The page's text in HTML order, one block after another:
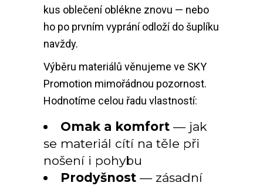
kus oblečení oblékne znovu — nebo
ho po prvním vyprání odloží do šuplíku
navždy.
Výběru materiálů věnujeme ve SKY
Promotion mimořádnou pozornost.
Hodnotíme celou řadu vlastností:
Omak a komfort — jak
se materiál cítí na těle při
nošení i pohybu
Prodyšnost — zásadní